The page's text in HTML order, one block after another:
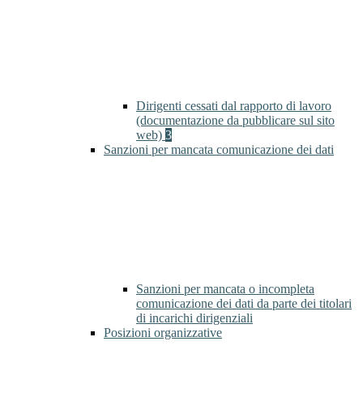
Dirigenti cessati dal rapporto di lavoro
(documentazione da pubblicare sul sito
web) 3
Sanzioni per mancata comunicazione dei dati
Sanzioni per mancata o incompleta
comunicazione dei dati da parte dei titolari
di incarichi dirigenziali
Posizioni organizzative